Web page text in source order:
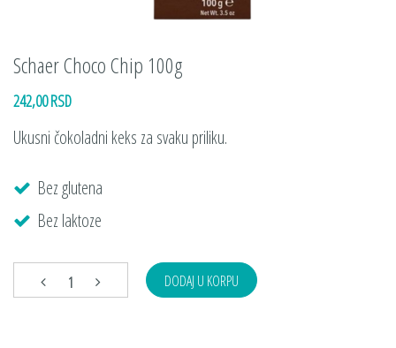
Schaer Choco Chip 100g
242,00 RSD
Ukusni čokoladni keks za svaku priliku.
Bez glutena
Bez laktoze
DODAJ U KORPU